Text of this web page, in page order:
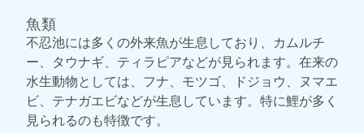
魚類
不忍池には多くの外来魚が生息しており、カムルチ
ー、タウナギ、ティラピアなどが見られます。在来の
水生動物としては、フナ、モツゴ、ドジョウ、ヌマエ
ビ、テナガエビなどが生息しています。特に鯉が多く
見られるのも特徴です。